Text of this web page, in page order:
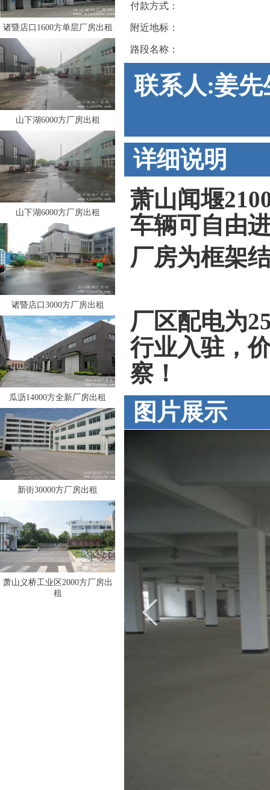
诸暨店口1600方单层厂房出租
山下湖6000方厂房出租
山下湖6000方厂房出租
诸暨店口3000方厂房出租
瓜沥14000方全新厂房出租
新街30000方厂房出租
萧山义桥工业区2000方厂房出
租
付款方式：
附近地标：
路段名称：
联系人:姜
详细说明
萧山闻堰
车辆可自由
厂房为框架
厂区配电为
行业入驻，
察！
图片展示